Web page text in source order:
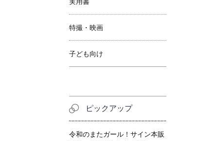
実用書
特撮・映画
子ども向け
ピックアップ
令和のまたガール！サイン本販